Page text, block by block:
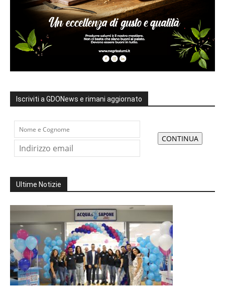
Iscriviti a GDONews e rimani aggiornato
Ultime Notizie